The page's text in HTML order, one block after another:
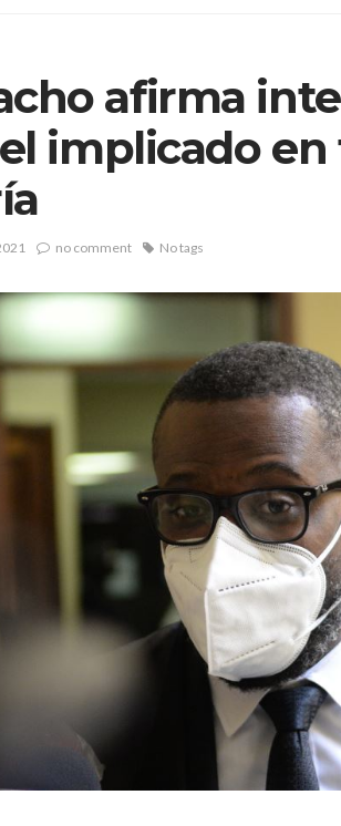
afirma
implicado en
no comment No tags